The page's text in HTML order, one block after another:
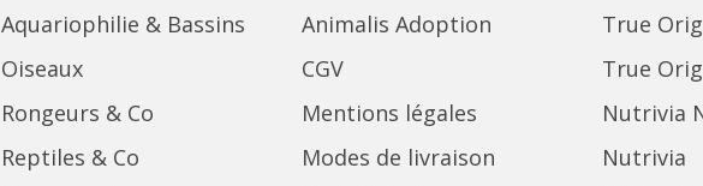
Aquariophilie & Bassins
Oiseaux
Rongeurs & Co
Reptiles & Co
Animalis Adoption
CGV
Mentions légales
Modes de livraison
True
True
Nutrivia
Nutrivia